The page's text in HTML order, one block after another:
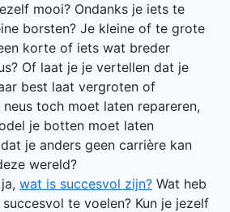
mooi? Ondanks je iets te
borsten? Je kleine of te grote
korte of iets wat breder
Of laat je je vertellen dat je
best laat vergroten of
neus toch moet laten repareren,
je botten moet laten
je anders geen carrière kan
wereld?
wat is succesvol zijn? Wat heb
te voelen? Kun je jezelf